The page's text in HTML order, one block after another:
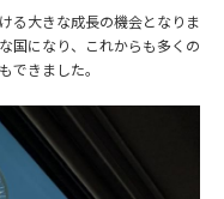
る大きな成長の機会となりま
国になり、これからも多くの
できました。